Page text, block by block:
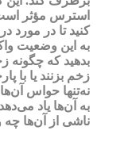
استرس مؤثر
کنید تا در مورد
به این وضعیت
بدهید که
زخم بزنند یا با
نه‌تنها حواس
به آن‌ها یاد
ناشی از آن‌ها چه